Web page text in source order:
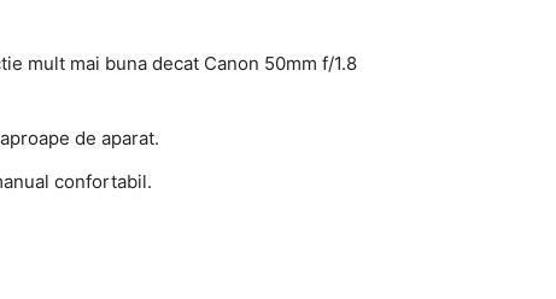
mult mai buna decat Canon 50mm f/1.8
de aparat.
confortabil.